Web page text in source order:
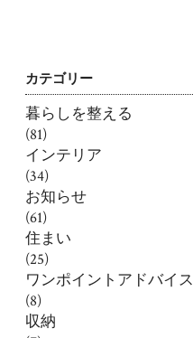
カテゴリー
暮らしを整える
(81)
インテリア
(34)
お知らせ
(61)
住まい
(25)
ワンポイントアドバイス
(8)
収納